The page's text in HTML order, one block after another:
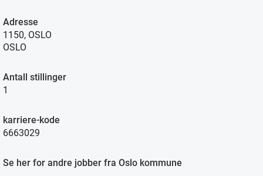
Adresse
1150, OSLO
OSLO
Antall stillinger
1
karriere-kode
6663029
Se her for andre jobber fra Oslo kommune